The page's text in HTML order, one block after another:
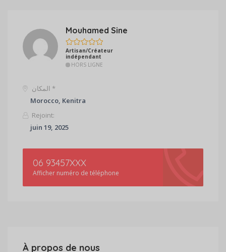
Mouhamed Sine
Artisan/Créateur
indépendant
HORS LIGNE
المكان *
Morocco, Kenitra
Rejoint:
juin 19, 2025
06 93457XXX
Afficher numéro de téléphone
À propos de nous